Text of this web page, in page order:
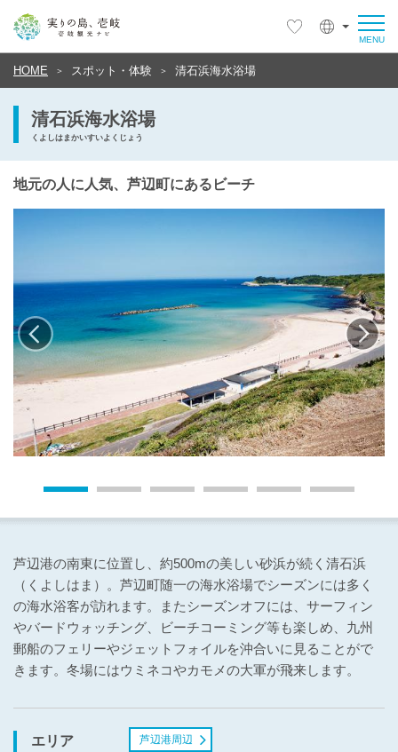
HOME スポット・体験 清石浜海水浴場
清石浜海水浴場
くよしはまかいすいよくじょう
地元の人に人気、芦辺町にあるビーチ
芦辺港の南東に位置し、約500mの美しい砂浜が続く清石浜
（くよしはま）。芦辺町随一の海水浴場でシーズンには多く
の海水浴客が訪れます。またシーズンオフには、サーフィン
やバードウォッチング、ビーチコーミング等も楽しめ、九州
郵船のフェリーやジェットフォイルを沖合いに見ることがで
きます。冬場にはウミネコやカモメの大軍が飛来します。
エリア 芦辺港周辺